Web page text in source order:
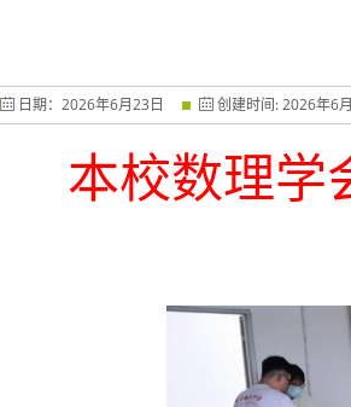
日期： 2026年6月23日 创建时间:2026年6
本校数理学